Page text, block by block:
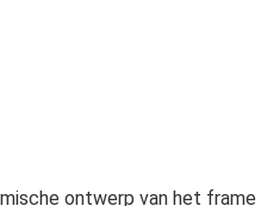
ontwerp van het